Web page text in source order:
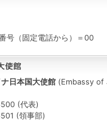
号（固定電話から）＝00
日本国大使館 (Embassy of
(代表)
(領事部)